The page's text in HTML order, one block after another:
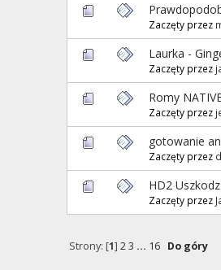
Zaczęty przez
Laurka -
Zaczęty przez
Romy
Zaczęty przez
gotowanie
Zaczęty przez
HD2
Zaczęty przez
Strony: [1] 23 ... 16 Do góry